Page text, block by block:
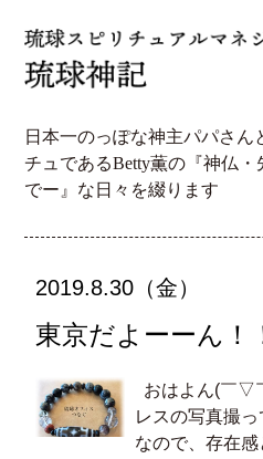
日本一のっぽな神主パパさ
チュであるBetty薫の『神仏
でー』な日々を綴ります
2019.8.30（金）
東京だよーーん！
おはよん(￣▽
レスの写真撮
なので、存在